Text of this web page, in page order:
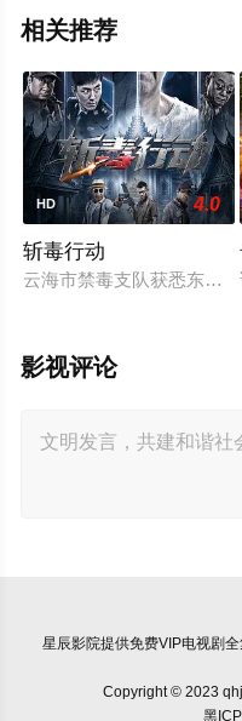
相关推荐
HD 4.0
斩毒行动
云海市禁毒支队获悉东南
影视评论
星辰影院提供免费VIP电视剧
Copyright © 2023
黑